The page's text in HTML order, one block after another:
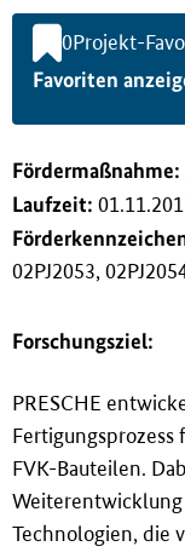
0Projekt-
Favoriten
Fördermaßnahme:
Laufzeit:
02PJ2053,
Forschungsziel:
PRESCHE
FVK-Bauteilen.
Technologien, die